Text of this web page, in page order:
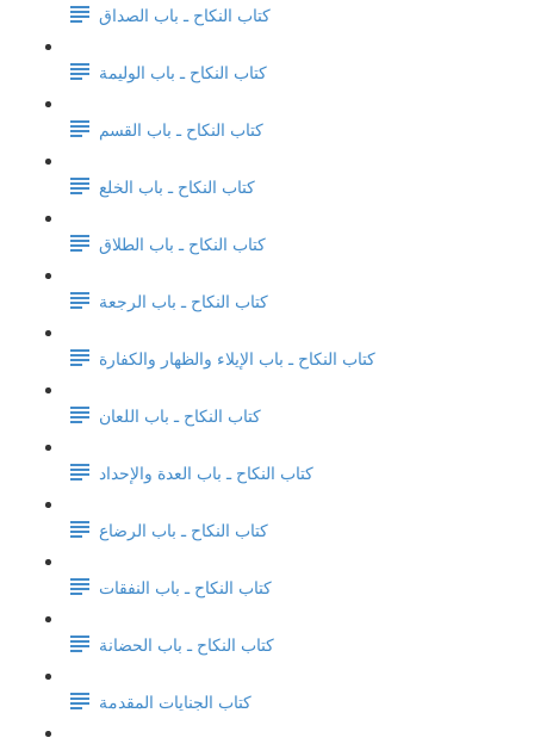
كتاب النكاح ـ باب الصداق
كتاب النكاح ـ باب الوليمة
كتاب النكاح ـ باب القسم
كتاب النكاح ـ باب الخلع
كتاب النكاح ـ باب الطلاق
كتاب النكاح ـ باب الرجعة
كتاب النكاح ـ باب الإيلاء والظهار والكفارة
كتاب النكاح ـ باب اللعان
كتاب النكاح ـ باب العدة والإحداد
كتاب النكاح ـ باب الرضاع
كتاب النكاح ـ باب النفقات
كتاب النكاح ـ باب الحضانة
كتاب الجنايات المقدمة